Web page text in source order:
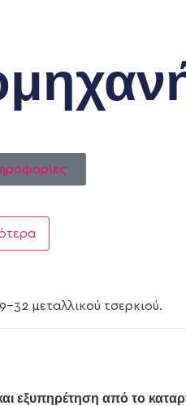
32 μεταλλικού τσερκιού.
εξυπηρέτηση από το